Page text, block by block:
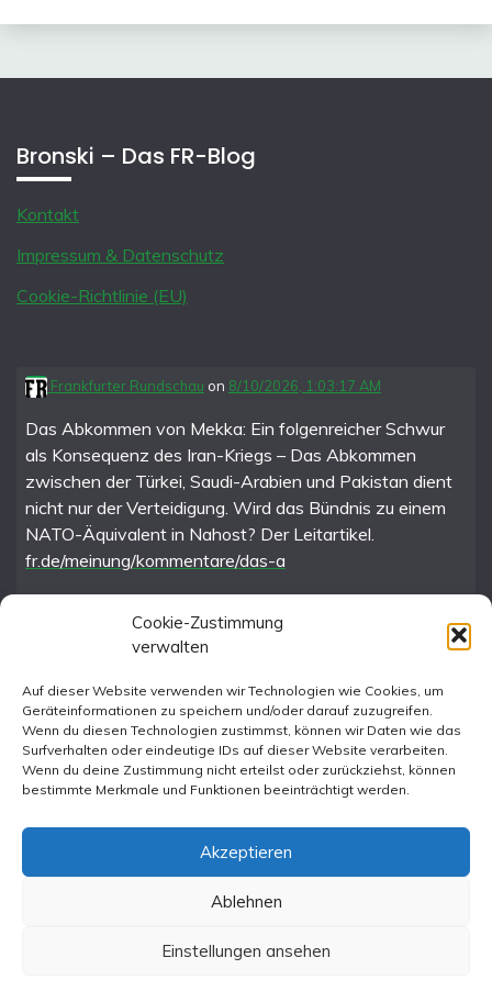
Cookie-Zustimmung
verwalten
Auf dieser Website verwenden wir Technologien wie Cookies, um
Geräteinformationen zu speichern und/oder darauf zuzugreifen.
Wenn du diesen Technologien zustimmst, können wir Daten wie das
Surfverhalten oder eindeutige IDs auf dieser Website verarbeiten.
Wenn du deine Zustimmung nicht erteilst oder zurückziehst, können
bestimmte Merkmale und Funktionen beeinträchtigt werden.
Akzeptieren
Ablehnen
Einstellungen ansehen
Bronski – Das FR-Blog
Kontakt
Impressum & Datenschutz
Cookie-Richtlinie (EU)
Frankfurter Rundschau on 8/10/2026, 1:03:17 AM
Das Abkommen von Mekka: Ein folgenreicher Schwur
als Konsequenz des Iran-Kriegs – Das Abkommen
zwischen der Türkei, Saudi-Arabien und Pakistan dient
nicht nur der Verteidigung. Wird das Bündnis zu einem
NATO-Äquivalent in Nahost? Der Leitartikel.
fr.de/meinung/kommentare/das-a
Instagram
Proudly powered by WordPress
|